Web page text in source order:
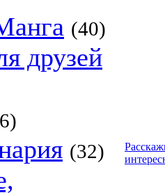
(40)
друзей
(32)